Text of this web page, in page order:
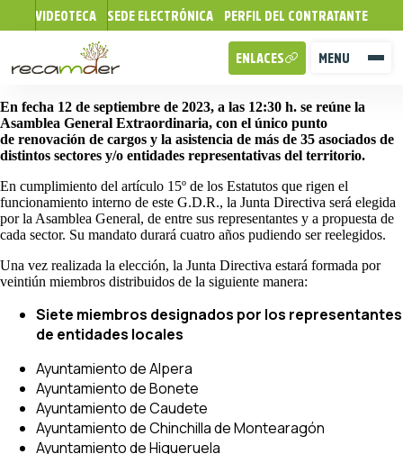
VIDEOTECA SEDE ELECTRÓNICA PERFIL DEL CONTRATANTE
MENU
ENLACES
En fecha 12 de septiembre de 2023, a las 12:30 h. se reúne la
Asamblea General Extraordinaria, con el único punto
de renovación de cargos y la asistencia de más de 35 asociados de
distintos sectores y/o entidades representativas del territorio.
En cumplimiento del artículo 15º de los Estatutos que rigen el
funcionamiento interno de este G.D.R., la Junta Directiva será elegida
por la Asamblea General, de entre sus representantes y a propuesta de
cada sector. Su mandato durará cuatro años pudiendo ser reelegidos.
Una vez realizada la elección, la Junta Directiva estará formada por
veintiún miembros distribuidos de la siguiente manera:
Siete miembros designados por los representantes
de entidades locales
Ayuntamiento de Alpera
Ayuntamiento de Bonete
Ayuntamiento de Caudete
Ayuntamiento de Chinchilla de Montearagón
Ayuntamiento de Higueruela